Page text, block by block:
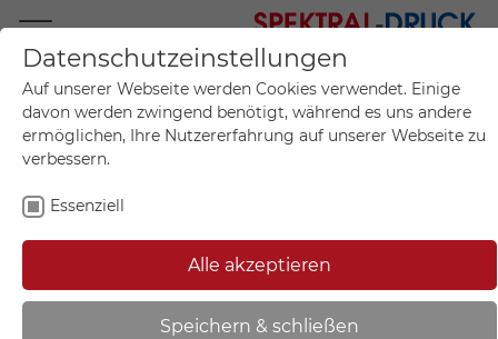
Mo.-Fr. 09:00-17:00
+49 (0)711 55 75 25
Mein Konto
Mein Warenkorb
Sie sind hier: Start
Datenschutzeinstellungen
Auf unserer Webseite werden Cookies verwendet. Einige
davon werden zwingend benötigt, während es uns andere
ermöglichen, Ihre Nutzererfahrung auf unserer Webseite zu
verbessern.
Essenziell
Alle akzeptieren
Speichern & schließen